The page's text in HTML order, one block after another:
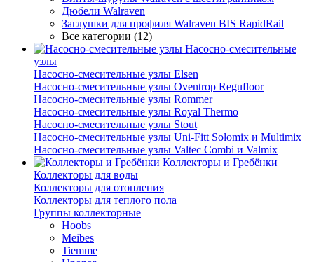
Дюбели Walraven
Заглушки для профиля Walraven BIS RapidRail
Все категории (12)
Насосно-смесительные
узлы
Насосно-смесительные узлы Elsen
Насосно-смесительные узлы Oventrop Regufloor
Насосно-смесительные узлы Rommer
Насосно-смесительные узлы Royal Thermo
Насосно-смесительные узлы Stout
Насосно-смесительные узлы Uni-Fitt Solomix и Multimix
Насосно-смесительные узлы Valtec Combi и Valmix
Коллекторы и Гребёнки
Коллекторы для воды
Коллекторы для отопления
Коллекторы для теплого пола
Группы коллекторные
Hoobs
Meibes
Tiemme